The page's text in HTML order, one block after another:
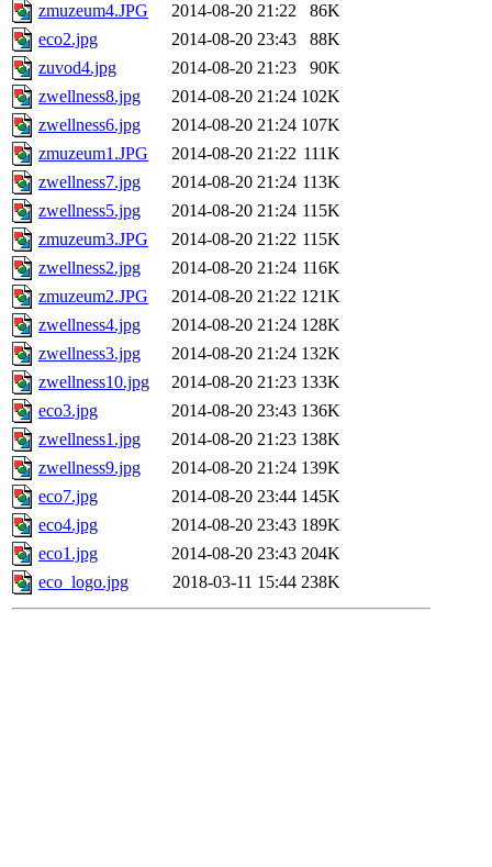
zmuzeum4.JPG
2014-08-20 21:22
86K
eco2.jpg
2014-08-20 23:43
88K
zuvod4.jpg
2014-08-20 21:23
90K
zwellness8.jpg
2014-08-20 21:24 102K
zwellness6.jpg
2014-08-20 21:24 107K
zmuzeum1.JPG
2014-08-20 21:22 111K
zwellness7.jpg
2014-08-20 21:24 113K
zwellness5.jpg
2014-08-20 21:24 115K
zmuzeum3.JPG
2014-08-20 21:22 115K
zwellness2.jpg
2014-08-20 21:24 116K
zmuzeum2.JPG
2014-08-20 21:22 121K
zwellness4.jpg
2014-08-20 21:24 128K
zwellness3.jpg
2014-08-20 21:24 132K
zwellness10.jpg
2014-08-20 21:23 133K
eco3.jpg
2014-08-20 23:43 136K
zwellness1.jpg
2014-08-20 21:23 138K
zwellness9.jpg
2014-08-20 21:24 139K
eco7.jpg
2014-08-20 23:44 145K
eco4.jpg
2014-08-20 23:43 189K
eco1.jpg
2014-08-20 23:43 204K
eco_logo.jpg
2018-03-11 15:44 238K